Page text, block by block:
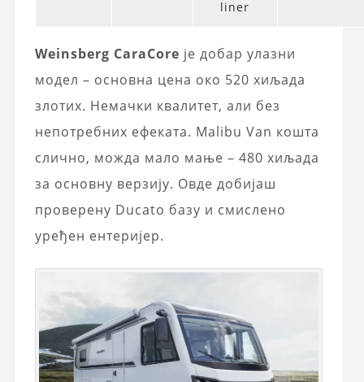
liner
Weinsberg CaraCore је добар улазни
модел – основна цена око 520 хиљада
злотих. Немачки квалитет, али без
непотребних ефеката. Malibu Van кошта
слично, можда мало мање – 480 хиљада
за основну верзију. Овде добијаш
проверену Ducato базу и смислено
уређен ентеријер.